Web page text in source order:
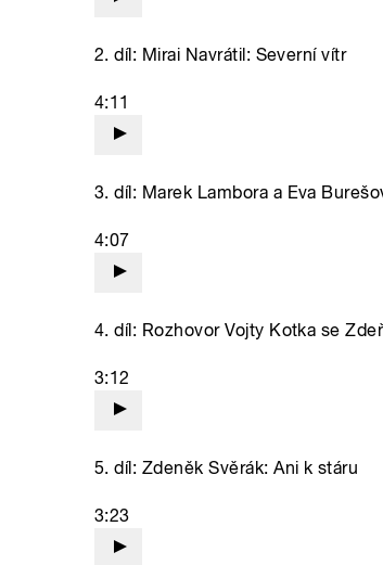
2. díl: Mirai Navrátil: Severní vítr
4:11
3. díl: Marek Lambora a Eva
4:07
4. díl: Rozhovor Vojty Kotka se
3:12
5. díl: Zdeněk Svěrák: Ani k stáru
3:23